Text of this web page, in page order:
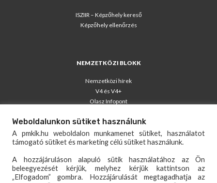
ISZIIR – Képzőhely kereső
Képzőhely ellenőrzés
NEMZETKÖZI BLOKK
Nemzetközi hírek
V4 és V4+
Olasz Infopont
TÁJÉKOZTATÓK
Blog – egyéni vállalkozók
Egyéni Vállalkozói Kisokos
Mérlegelő Magazin
Weboldalunkon sütiket használunk
A pmkik.hu weboldalon munkamenet sütiket, használatot
támogató sütiket és marketing célú sütiket használunk.
A hozzájáruláson alapuló sütik használatához az Ön
beleegyezését kérjük, melyhez kérjük kattintson az
„Elfogadom” gombra. Hozzájárulását megtagadhatja az